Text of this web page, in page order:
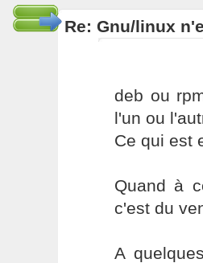
Re: Gnu/linux
deb ou
l'un ou
Ce qui est
Quand à
c'est du
A